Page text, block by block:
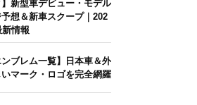
】新型車デビュー・モデル
想＆新車スクープ｜202
情報
ンブレム一覧】日本車＆外
マーク・ロゴを完全網羅